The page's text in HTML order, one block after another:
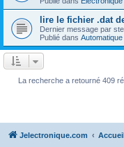
lire le fichier .dat
Dernier message par
Publié dans Automatique
La recherche a retourné 409
Jelectronique.com